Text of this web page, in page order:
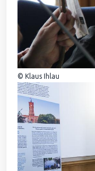
© Klaus Ihlau